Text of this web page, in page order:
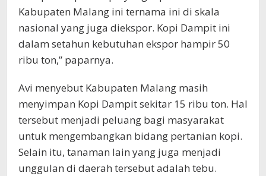
Kabupaten Malang ini ternama ini di skala
nasional yang juga diekspor. Kopi Dampit ini
dalam setahun kebutuhan ekspor hampir 50
ribu ton,” paparnya.
Avi menyebut Kabupaten Malang masih
menyimpan Kopi Dampit sekitar 15 ribu ton. Hal
tersebut menjadi peluang bagi masyarakat
untuk mengembangkan bidang pertanian kopi.
Selain itu, tanaman lain yang juga menjadi
unggulan di daerah tersebut adalah tebu.